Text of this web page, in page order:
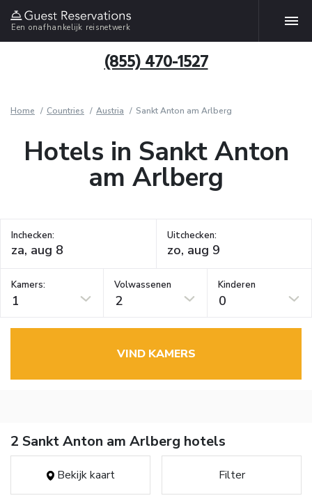
Een onafhankelijk reisnetwerk
(855) 470-1527
Home Countries Austria Sankt Anton am Arlberg
Hotels in Sankt Anton
am Arlberg
Inchecken: Uitchecken:
Kamers:
1
Volwassenen
2
Kinderen
0
VIND KAMERS
2 Sankt Anton am Arlberg hotels
Bekijk kaart Filter